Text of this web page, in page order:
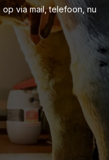
via mail, telefoon, nu